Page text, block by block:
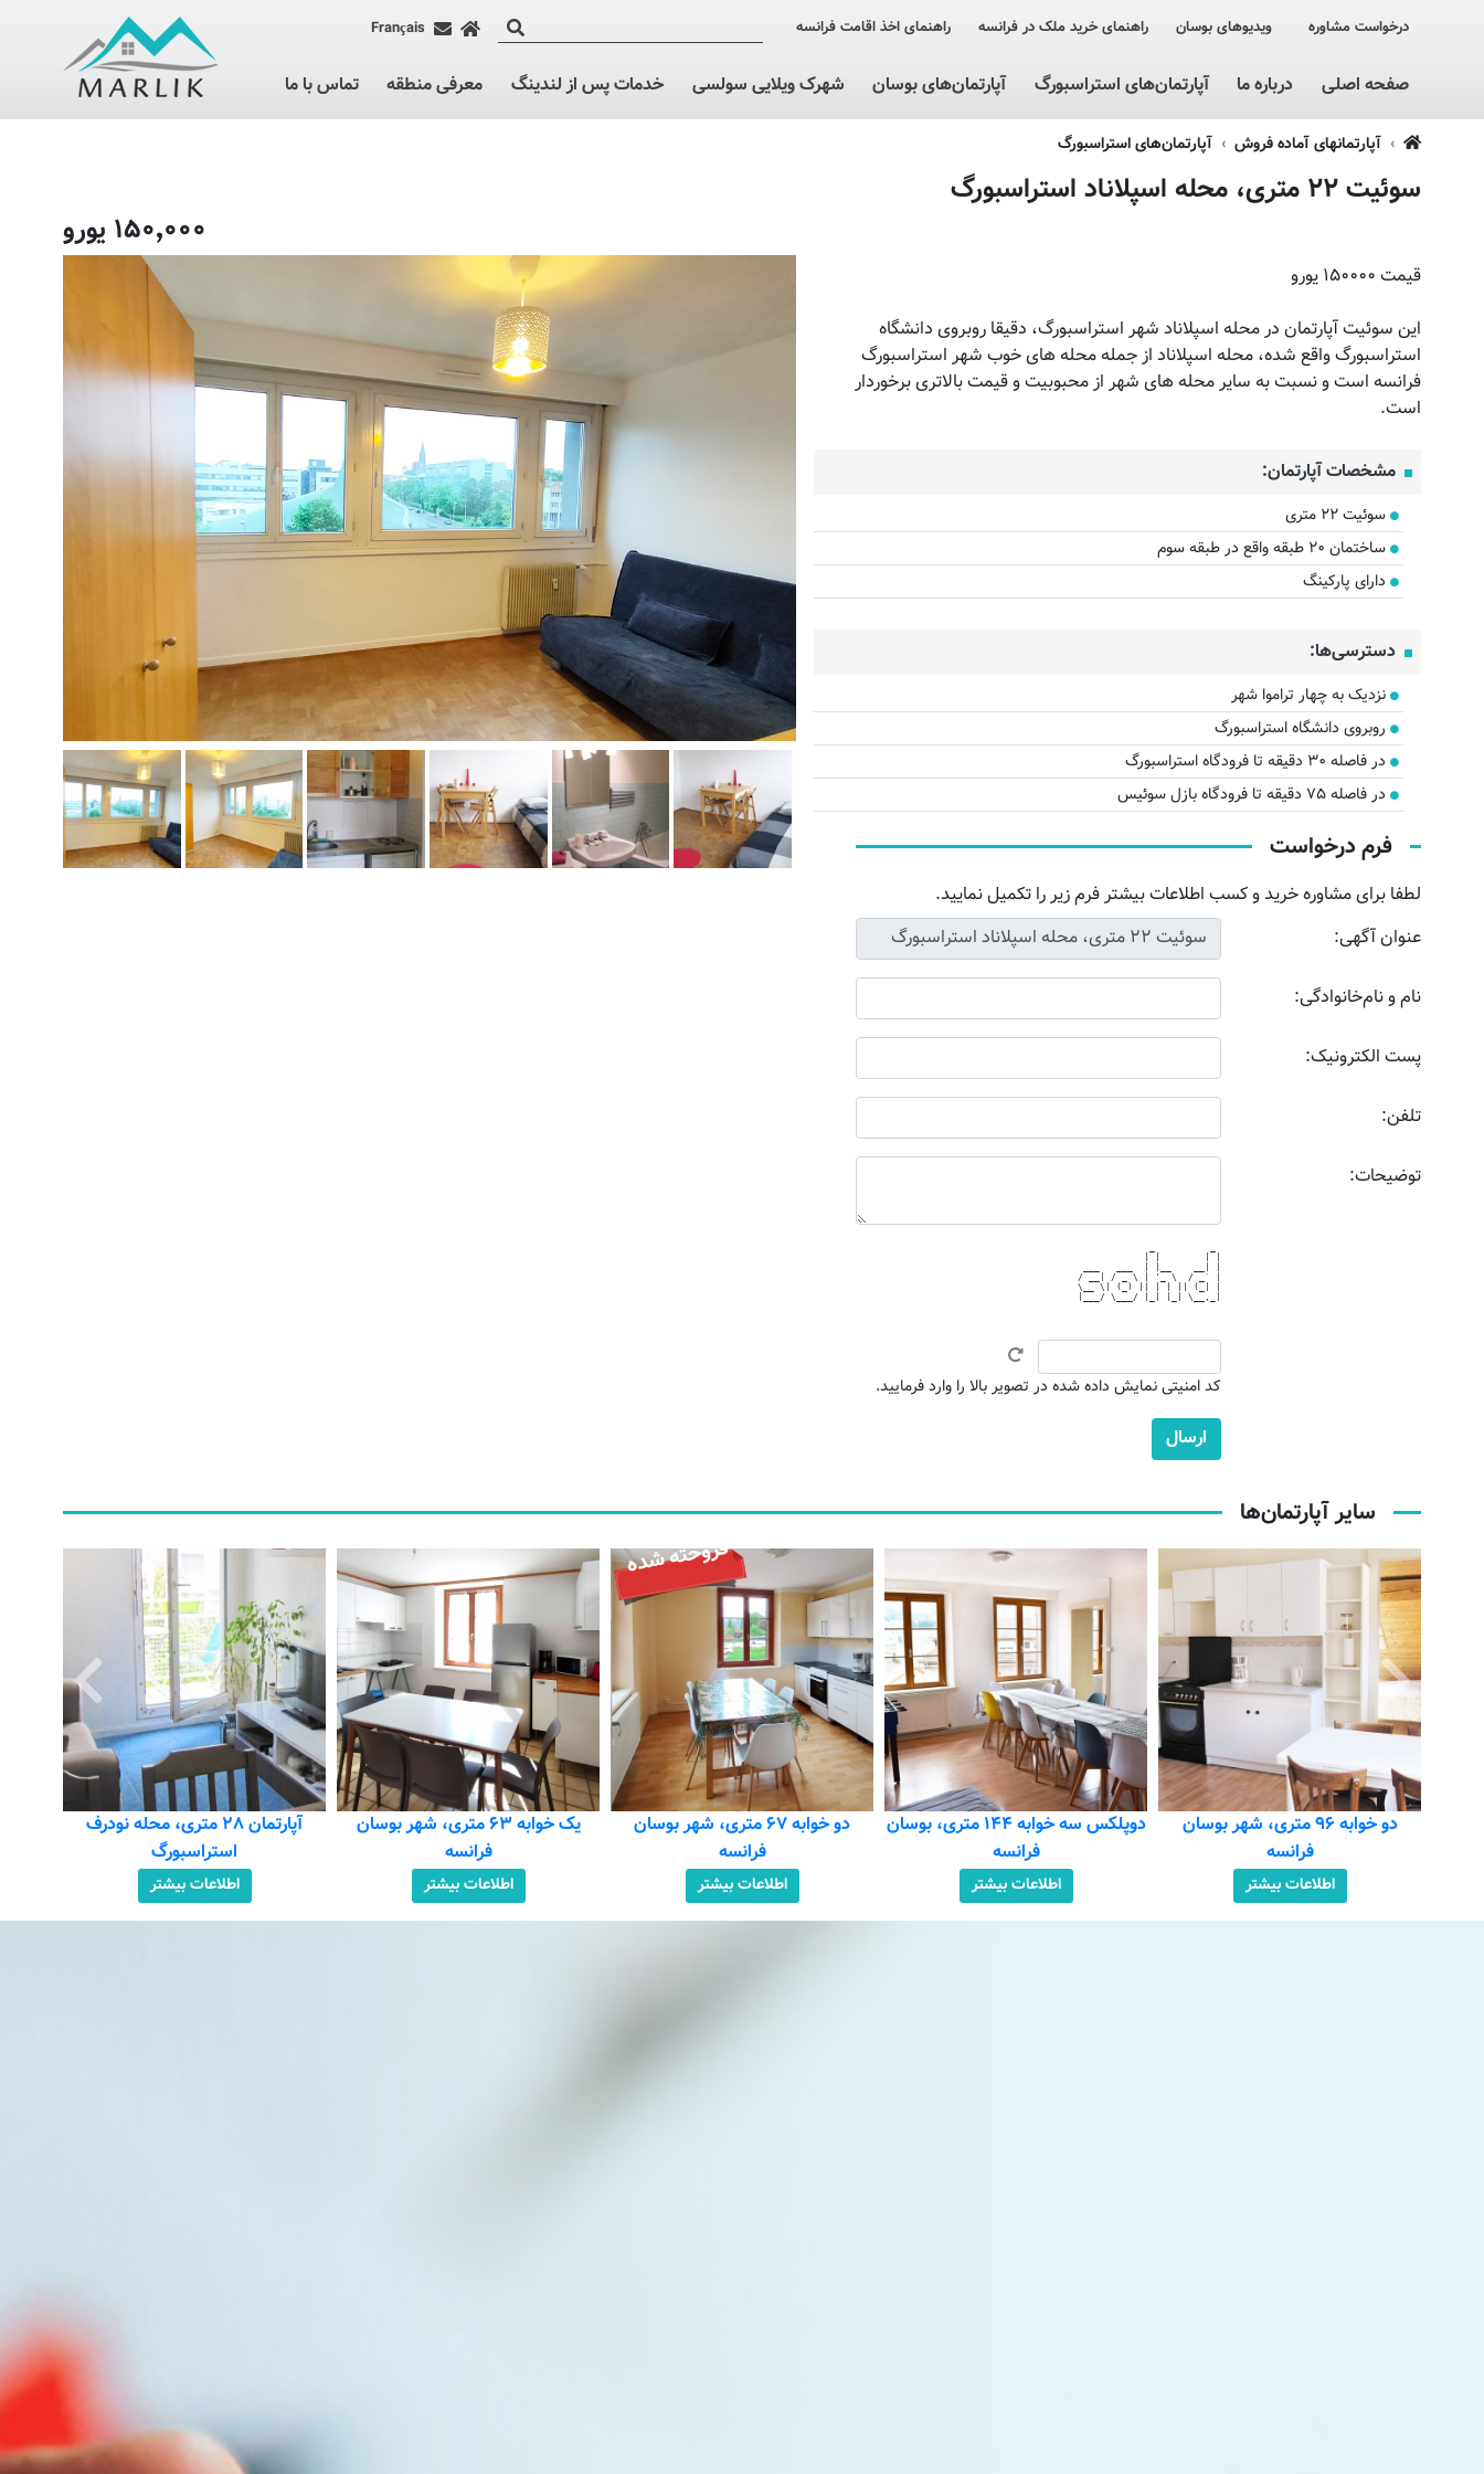
درخواست مشاوره ویدیوهای بوسان راهنمای خرید ملک در فرانسه راهنمای اخذ اقامت فرانسه Français
صفحه اصلی درباره ما آپارتمان‌های استراسبورگ آپارتمان‌های بوسان شهرک ویلایی سولسی خدمات پس از لندینگ معرفی منطقه تماس با ما
آپارتمانهای آماده فروش آپارتمان‌های استراسبورگ
سوئیت ۲۲ متری، محله اسپلاناد استراسبورگ
۱۵۰٬۰۰۰ یورو
قیمت ۱۵۰۰۰۰ یورو
این سوئیت آپارتمان در محله اسپلاناد شهر استراسبورگ، دقیقا روبروی دانشگاه
استراسبورگ واقع شده، محله اسپلاناد از جمله محله های خوب شهر استراسبورگ
فرانسه است و نسبت به سایر محله های شهر از محبوبیت و قیمت بالاتری برخوردار
است.
مشخصات آپارتمان:
سوئیت ۲۲ متری
ساختمان ۲۰ طبقه واقع در طبقه سوم
دارای پارکینگ
دسترسی‌ها:
نزدیک به چهار تراموا شهر
روبروی دانشگاه استراسبورگ
در فاصله ۳۰ دقیقه تا فرودگاه استراسبورگ
در فاصله ۷۵ دقیقه تا فرودگاه بازل سوئیس
فرم درخواست
لطفا برای مشاوره خرید و کسب اطلاعات بیشتر فرم زیر را تکمیل نمایید.
عنوان آگهی:
نام و نام‌خانوادگی:
پست الکترونیک:
تلفن:
توضیحات:
/ __| / _ \ | '_ \  / _` |
\__ \| (_) || | | || (_| |
|___/ \___/ |_| |_| \__,_|
کد امنیتی نمایش داده شده در تصویر بالا را وارد فرمایید.
سایر آپارتمان‌ها
دوپلکس سه خوابه ۱۴۴ متری، بوسان
فرانسه
اطلاعات بیشتر
فروخته شده
دو خوابه ۶۷ متری، شهر بوسان
فرانسه
اطلاعات بیشتر
یک خوابه ۶۳ متری، شهر بوسان
فرانسه
اطلاعات بیشتر
آپارتمان ۲۸ متری، محله نودرف
استراسبورگ
اطلاعات بیشتر
آپارتمان ۶۰ متری، محله روبرتسو
استراسبورگ
اطلاعات بیشتر